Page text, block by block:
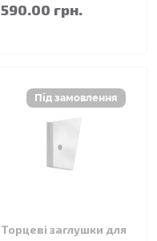
590.00 грн.
Торцеві заглушки для